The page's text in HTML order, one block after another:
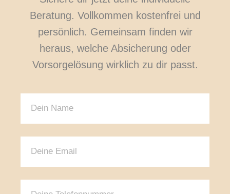
Beratung. Vollkommen kostenfrei und
persönlich. Gemeinsam finden wir
heraus, welche Absicherung oder
Vorsorgelösung wirklich zu dir passt.